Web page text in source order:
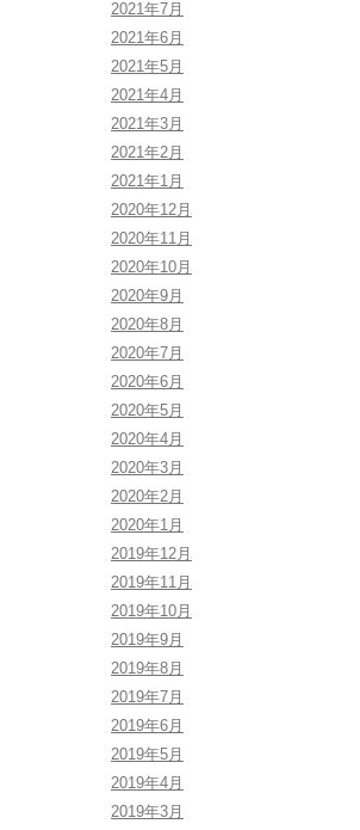
2021年7月
2021年6月
2021年5月
2021年4月
2021年3月
2021年2月
2021年1月
2020年12月
2020年11月
2020年10月
2020年9月
2020年8月
2020年7月
2020年6月
2020年5月
2020年4月
2020年3月
2020年2月
2020年1月
2019年12月
2019年11月
2019年10月
2019年9月
2019年8月
2019年7月
2019年6月
2019年5月
2019年4月
2019年3月